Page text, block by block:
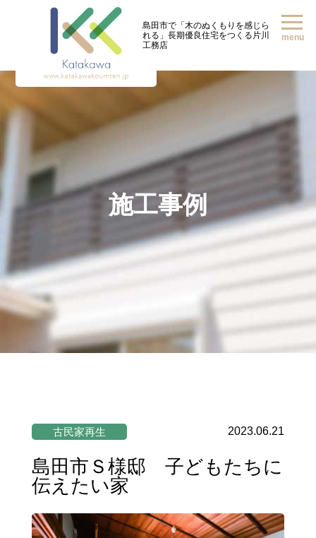
島田市で「木のぬくもりを感じら
れる」長期優良住宅をつくる片川
工務店
menu
施工事例
島田市Ｓ様邸 子どもたちに
伝えたい家
古民家再生 2023.06.21